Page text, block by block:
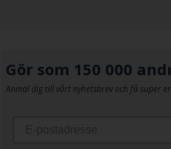
Gör som 150 000
Anmäl dig till vårt nyhetsbrev och få super